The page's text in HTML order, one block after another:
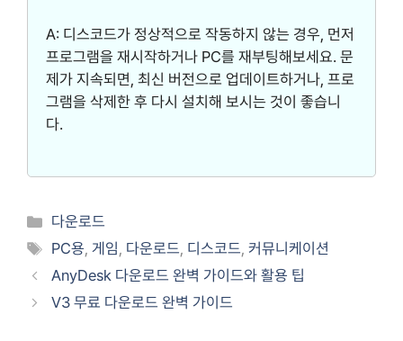
A: 디스코드가 정상적으로 작동하지 않는 경우, 먼저
프로그램을 재시작하거나 PC를 재부팅해보세요. 문
제가 지속되면, 최신 버전으로 업데이트하거나, 프로
그램을 삭제한 후 다시 설치해 보시는 것이 좋습니
다.
카
테
리
다운로드
태
그
PC용,게임, 다운로드, 디스코드,커뮤니케이션
AnyDesk 다운로드 완벽 가이드와 활용 팁
V3 무료 다운로드 완벽 가이드